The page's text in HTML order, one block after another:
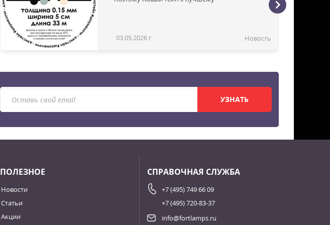
03.05.2026 г. Новость
УЗНАТЬ
ПОЛЕЗНОЕ
Новости
Статьи
Акции
СПРАВОЧНАЯ СЛУЖБА
+7 (495) 749 66 09
+7 (495) 720-83-37
info@fortlamps.ru